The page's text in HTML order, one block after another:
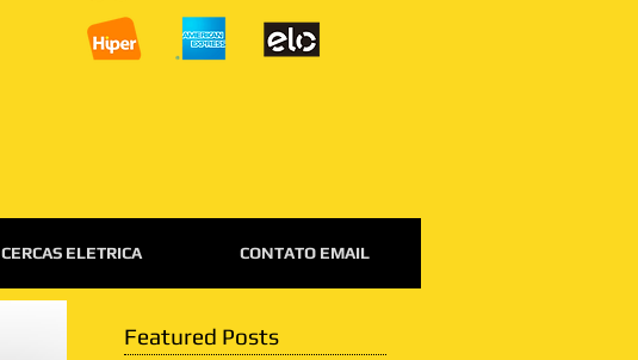
CERCAS ELETRICA CONTATO EMAIL
Featured Posts